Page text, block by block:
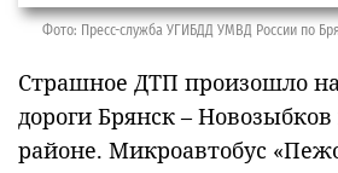
Фото: Пресс-служба УГИБДД УМВД России по
Страшное ДТП произошло
дороги Брянск –
районе. Микроавтобус